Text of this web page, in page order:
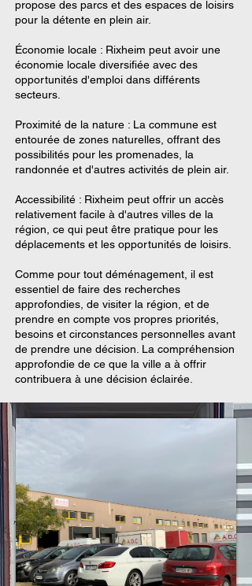
propose des parcs et des espaces de loisirs
pour la détente en plein air.
Économie locale : Rixheim peut avoir une
économie locale diversifiée avec des
opportunités d'emploi dans différents
secteurs.
Proximité de la nature : La commune est
entourée de zones naturelles, offrant des
possibilités pour les promenades, la
randonnée et d'autres activités de plein air.
Accessibilité : Rixheim peut offrir un accès
relativement facile à d'autres villes de la
région, ce qui peut être pratique pour les
déplacements et les opportunités de loisirs.
Comme pour tout déménagement, il est
essentiel de faire des recherches
approfondies, de visiter la région, et de
prendre en compte vos propres priorités,
besoins et circonstances personnelles avant
de prendre une décision. La compréhension
approfondie de ce que la ville a à offrir
contribuera à une décision éclairée.